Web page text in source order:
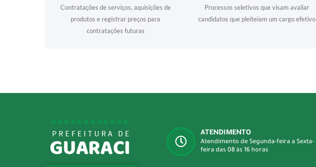
Contratações de serviços, aquisições de
produtos e registrar preços para
contratações futuras
Processos seletivos que visam avaliar
candidatos que pleiteiam um cargo efetivo
ATENDIMENTO
Atendimento de Segunda-feira a Sexta-
feira das 08 às 16 horas